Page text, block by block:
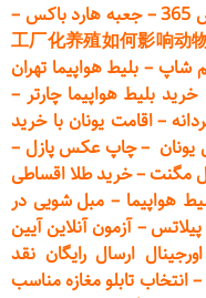
–جعبه هارد باکس –
工厂化养殖如何影响动
شاپ– بلیط هواپیما تهران
خرید بلیط هواپیما چارتر –
–اقامت یونان با خرید
–چاپ عکس پازل –
مگنت–خرید طلا اقساطی
هواپیما –مبل شویی در
پیلاتس–آزمون آنلاین آیین
ارسال رایگان نقد
انتخاب تابلو مغازه مناسب